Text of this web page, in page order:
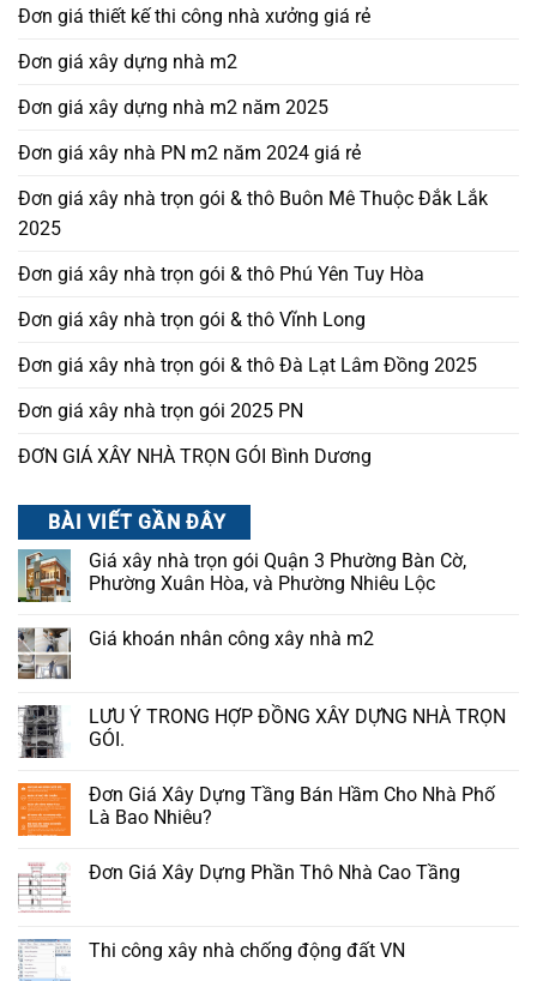
Đơn giá thiết kế thi công nhà xưởng giá rẻ
Đơn giá xây dựng nhà m2
Đơn giá xây dựng nhà m2 năm 2025
Đơn giá xây nhà PN m2 năm 2024 giá rẻ
Đơn giá xây nhà trọn gói & thô Buôn Mê Thuộc Đắk Lắk
2025
Đơn giá xây nhà trọn gói & thô Phú Yên Tuy Hòa
Đơn giá xây nhà trọn gói & thô Vĩnh Long
Đơn giá xây nhà trọn gói & thô Đà Lạt Lâm Đồng 2025
Đơn giá xây nhà trọn gói 2025 PN
ĐƠN GIÁ XÂY NHÀ TRỌN GÓI Bình Dương
BÀI VIẾT GẦN ĐÂY
Giá xây nhà trọn gói Quận 3 Phường Bàn Cờ,
Phường Xuân Hòa, và Phường Nhiêu Lộc
Giá khoán nhân công xây nhà m2
LƯU Ý TRONG HỢP ĐỒNG XÂY DỰNG NHÀ TRỌN
GÓI.
Đơn Giá Xây Dựng Tầng Bán Hầm Cho Nhà Phố
Là Bao Nhiêu?
Đơn Giá Xây Dựng Phần Thô Nhà Cao Tầng
Thi công xây nhà chống động đất VN